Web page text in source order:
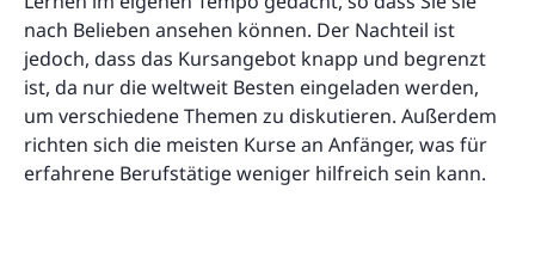
nach Belieben ansehen können. Der Nachteil ist
jedoch, dass das Kursangebot knapp und begrenzt
ist, da nur die weltweit Besten eingeladen werden,
um verschiedene Themen zu diskutieren. Außerdem
richten sich die meisten Kurse an Anfänger, was für
erfahrene Berufstätige weniger hilfreich sein kann.